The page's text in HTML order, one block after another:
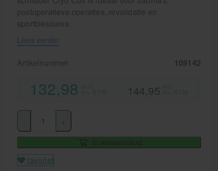
postoperatieve operaties, revalidatie en
sportblessures.
Lees verder
Artikelnummer 109142
132,98 144,95
In winkelmand
favoriet